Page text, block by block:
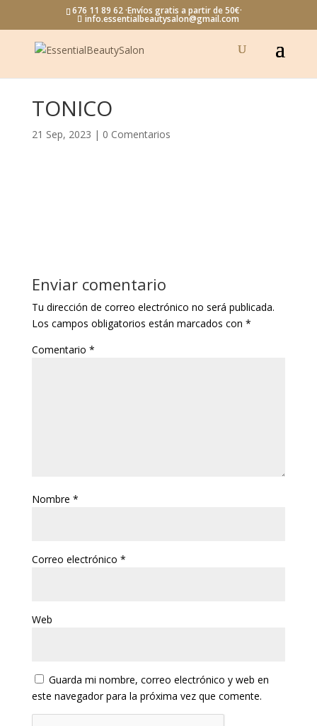
676 11 89 62 ·Envíos gratis a partir de 50€·
info.essentialbeautysalon@gmail.com
TONICO
21 Sep, 2023 | 0 Comentarios
Enviar comentario
Tu dirección de correo electrónico no será publicada.
Los campos obligatorios están marcados con *
Comentario *
Nombre *
Correo electrónico *
Web
Guarda mi nombre, correo electrónico y web en
este navegador para la próxima vez que comente.